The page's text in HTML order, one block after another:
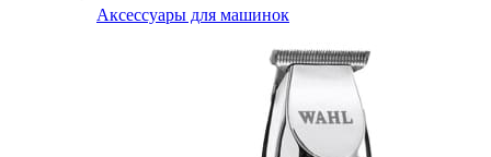
Аксессуары для машинок